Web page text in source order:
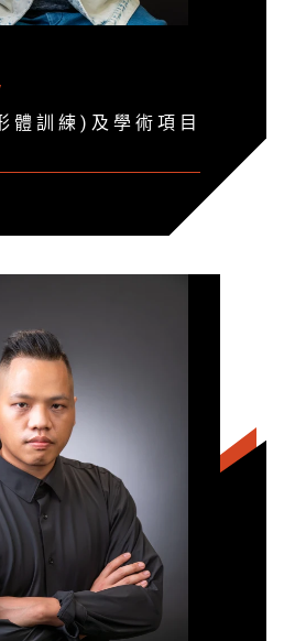
體 訓 練 ) 及 學 術 項 目